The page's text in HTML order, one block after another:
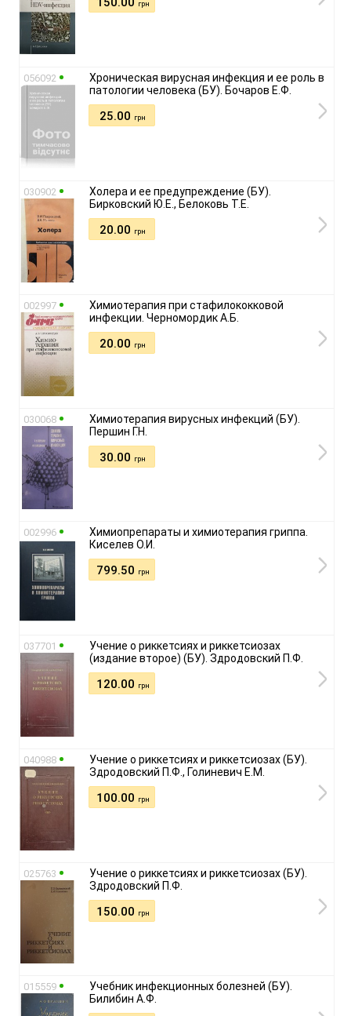
грн
056092
Хроническая вирусная инфекция и ее роль в
патологии человека (БУ). Бочаров Е.Ф.
25.00 грн
030902
Холера и ее предупреждение (БУ).
Бирковский Ю.Е., Белоковь Т.Е.
20.00 грн
002997
Химиотерапия при стафилококковой
инфекции. Черномордик А.Б.
20.00 грн
030068
Химиотерапия вирусных инфекций (БУ).
Першин Г.Н.
30.00 грн
002996
Химиопрепараты и химиотерапия гриппа.
Киселев О.И.
799.50 грн
037701
Учение о риккетсиях и риккетсиозах
(издание второе) (БУ). Здродовский П.Ф.
120.00 грн
040988
Учение о риккетсиях и риккетсиозах (БУ).
Здродовский П.Ф., Голиневич Е.М.
100.00 грн
025763
Учение о риккетсиях и риккетсиозах (БУ).
Здродовский П.Ф.
150.00 грн
015559
Учебник инфекционных болезней (БУ).
Билибин А.Ф.